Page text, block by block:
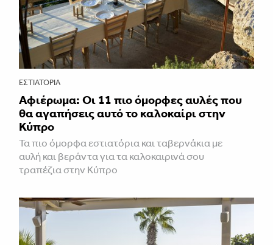
ΕΣΤΙΑΤΌΡΙΑ
Αφιέρωμα: Οι 11 πιο όμορφες αυλές που
θα αγαπήσεις αυτό το καλοκαίρι στην
Κύπρο
Τα πιο όμορφα εστιατόρια και ταβερνάκια με
αυλή και βεράντα για τα καλοκαιρινά σου
τραπέζια στην Κύπρο